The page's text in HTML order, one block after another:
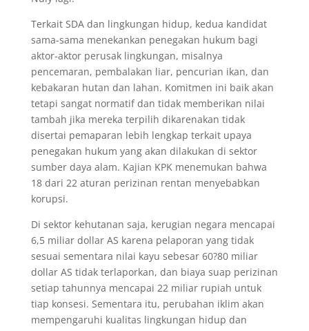
Terkait SDA dan lingkungan hidup, kedua kandidat
sama-sama menekankan penegakan hukum bagi
aktor-aktor perusak lingkungan, misalnya
pencemaran, pembalakan liar, pencurian ikan, dan
kebakaran hutan dan lahan. Komitmen ini baik akan
tetapi sangat normatif dan tidak memberikan nilai
tambah jika mereka terpilih dikarenakan tidak
disertai pemaparan lebih lengkap terkait upaya
penegakan hukum yang akan dilakukan di sektor
sumber daya alam. Kajian KPK menemukan bahwa
18 dari 22 aturan perizinan rentan menyebabkan
korupsi.
Di sektor kehutanan saja, kerugian negara mencapai
6,5 miliar dollar AS karena pelaporan yang tidak
sesuai sementara nilai kayu sebesar 60?80 miliar
dollar AS tidak terlaporkan, dan biaya suap perizinan
setiap tahunnya mencapai 22 miliar rupiah untuk
tiap konsesi. Sementara itu, perubahan iklim akan
mempengaruhi kualitas lingkungan hidup dan